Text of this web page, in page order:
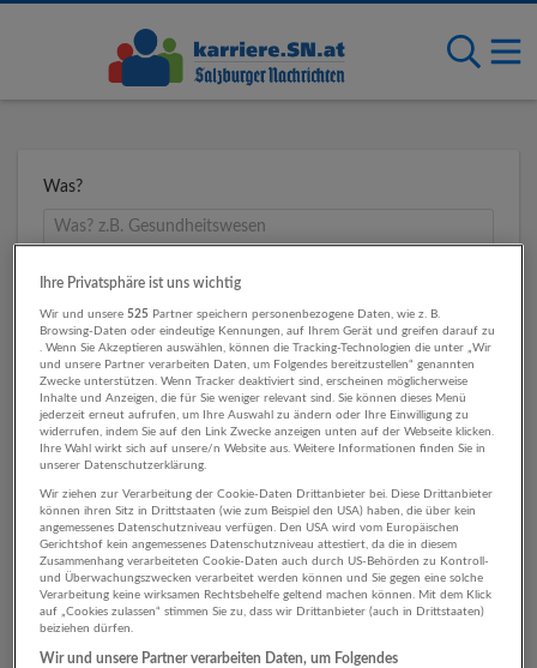
Was?
Wo?
Umkreis
1 Grafik, Design
Betriebswirtschaftslehre /
Ihre Privatsphäre ist uns wichtig
Wir und unsere 525 Partner speichern personenbezogene Daten, wie z. B.
Browsing-Daten oder eindeutige Kennungen, auf Ihrem Gerät und greifen darauf zu
. Wenn Sie Akzeptieren auswählen, können die Tracking-Technologien die unter „Wir
und unsere Partner verarbeiten Daten, um Folgendes bereitzustellen“ genannten
Zwecke unterstützen. Wenn Tracker deaktiviert sind, erscheinen möglicherweise
Inhalte und Anzeigen, die für Sie weniger relevant sind. Sie können dieses Menü
jederzeit erneut aufrufen, um Ihre Auswahl zu ändern oder Ihre Einwilligung zu
widerrufen, indem Sie auf den Link Zwecke anzeigen unten auf der Webseite klicken.
Ihre Wahl wirkt sich auf unsere/n Website aus. Weitere Informationen finden Sie in
unserer Datenschutzerklärung.
Wir ziehen zur Verarbeitung der Cookie-Daten Drittanbieter bei. Diese Drittanbieter
können ihren Sitz in Drittstaaten (wie zum Beispiel den USA) haben, die über kein
angemessenes Datenschutzniveau verfügen. Den USA wird vom Europäischen
Gerichtshof kein angemessenes Datenschutzniveau attestiert, da die in diesem
Zusammenhang verarbeiteten Cookie-Daten auch durch US-Behörden zu Kontroll-
und Überwachungszwecken verarbeitet werden können und Sie gegen eine solche
Verarbeitung keine wirksamen Rechtsbehelfe geltend machen können. Mit dem Klick
auf „Cookies zulassen“ stimmen Sie zu, dass wir Drittanbieter (auch in Drittstaaten)
beiziehen dürfen.
Wir und unsere Partner verarbeiten Daten, um Folgendes